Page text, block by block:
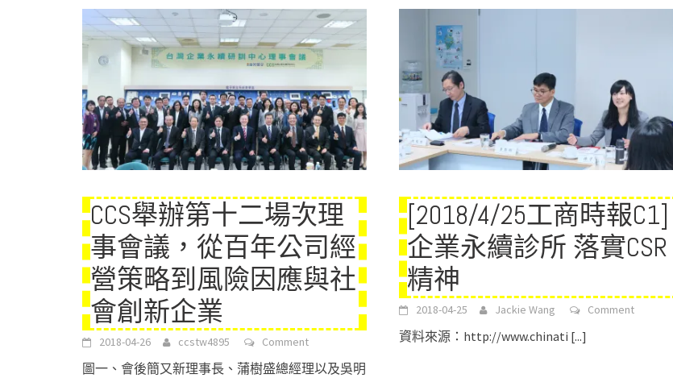
CCS舉辦第十二場次理
事會議，從百年公司經
營策略到風險因應與社
會創新企業
2018-04-26 ccstw4895 Comment
圖一、會後簡又新理事長、蒲樹盛總經理以及吳明
[2018/4/25工商時報C1]
企業永續診所 落實CSR
精神
2018-04-25 Jackie Wang Comment
資料來源：http://www.chinati [...]